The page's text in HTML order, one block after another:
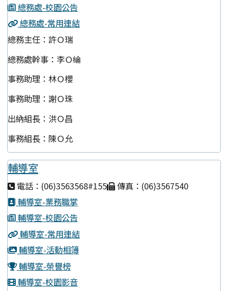
總務處-校園公告
總務處-常用連結
總務主任：許Ｏ瑞
總務處幹事：李Ｏ綸
事務助理：林Ｏ櫻
事務助理：謝Ｏ珠
出納組長：洪Ｏ昌
事務組長：陳Ｏ允
輔導室
電話：(06)3563568#155
傳真：(06)3567540
輔導室-業務職掌
輔導室-校園公告
輔導室-常用連結
輔導室-活動相簿
輔導室-榮譽榜
輔導室-校園影音